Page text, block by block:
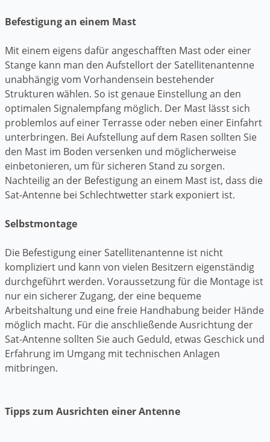
Befestigung an einem Mast
Mit einem eigens dafür angeschafften Mast oder einer
Stange kann man den Aufstellort der Satellitenantenne
unabhängig vom Vorhandensein bestehender
Strukturen wählen. So ist genaue Einstellung an den
optimalen Signalempfang möglich. Der Mast lässt sich
problemlos auf einer Terrasse oder neben einer Einfahrt
unterbringen. Bei Aufstellung auf dem Rasen sollten Sie
den Mast im Boden versenken und möglicherweise
einbetonieren, um für sicheren Stand zu sorgen.
Nachteilig an der Befestigung an einem Mast ist, dass die
Sat-Antenne bei Schlechtwetter stark exponiert ist.
Selbstmontage
Die Befestigung einer Satellitenantenne ist nicht
kompliziert und kann von vielen Besitzern eigenständig
durchgeführt werden. Voraussetzung für die Montage ist
nur ein sicherer Zugang, der eine bequeme
Arbeitshaltung und eine freie Handhabung beider Hände
möglich macht. Für die anschließende Ausrichtung der
Sat-Antenne sollten Sie auch Geduld, etwas Geschick und
Erfahrung im Umgang mit technischen Anlagen
mitbringen.
Tipps zum Ausrichten einer Antenne